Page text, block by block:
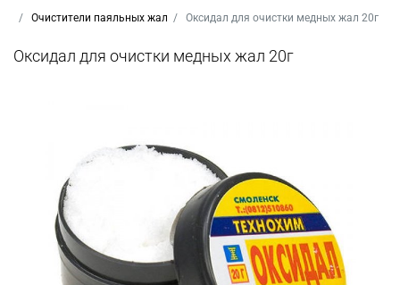
Очистители паяльных жал Оксидал для очистки медных жал 20г
Оксидал для очистки медных жал 20г